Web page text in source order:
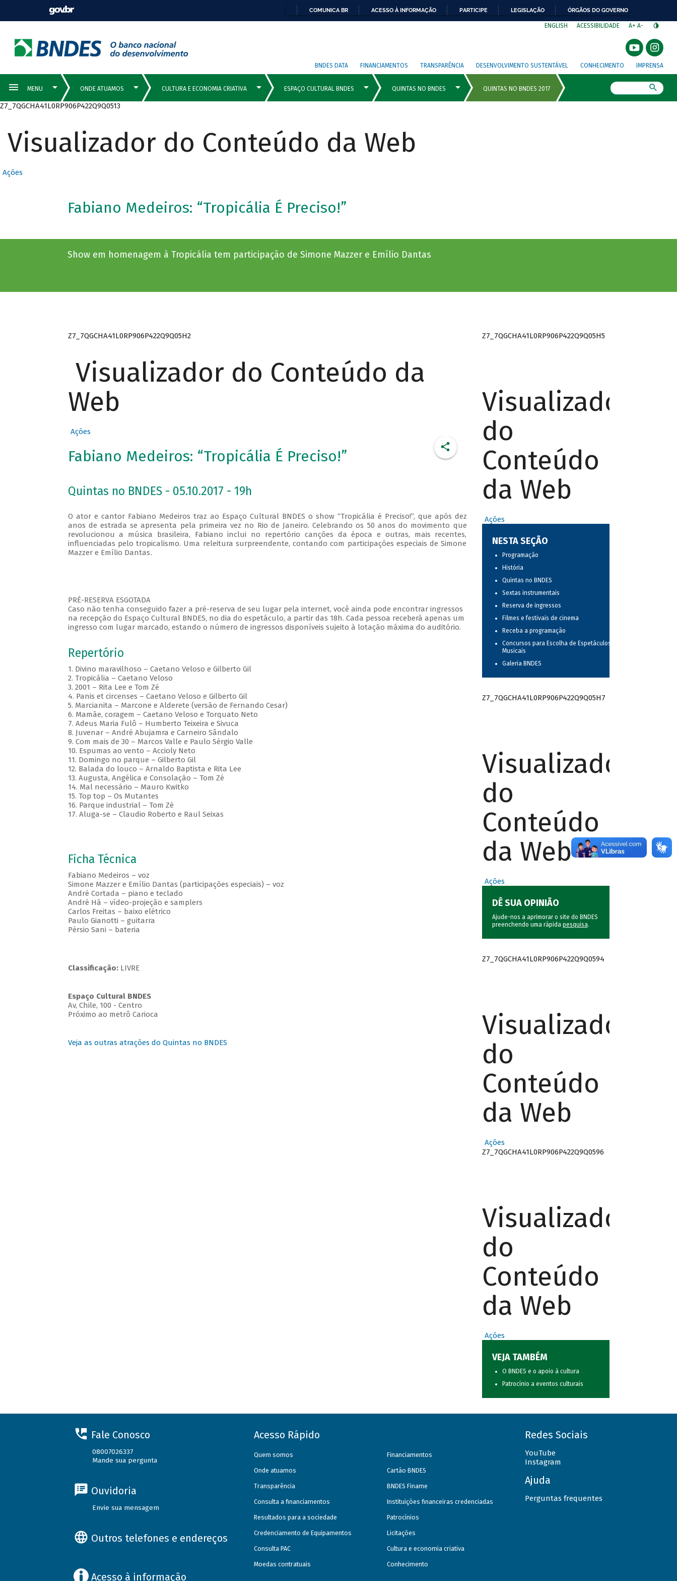
COMUNICA BR ACESSO À INFORMAÇÃO PARTICIPE LEGISLAÇÃO ÓRGÃOS DO GOVERNO
ENGLISH ACESSIBILIDADE A+ A-
BNDES DATA FINANCIAMENTOS TRANSPARÊNCIA DESENVOLVIMENTO SUSTENTÁVEL CONHECIMENTO IMPRENSA
Z7_7QGCHA41L0RP906P422Q9Q0513
Visualizador do Conteúdo da Web
Ações
Fabiano Medeiros: “Tropicália É Preciso!”
Show em homenagem à Tropicália tem participação de Simone Mazzer e Emílio Dantas
Z7_7QGCHA41L0RP906P422Q9Q05H2
Visualizador do Conteúdo da
Web
Ações
Fabiano Medeiros: “Tropicália É Preciso!”
Quintas no BNDES - 05.10.2017 - 19h
O ator e cantor Fabiano Medeiros traz ao Espaço Cultural BNDES o show “Tropicália é Preciso!”, que após dez
anos de estrada se apresenta pela primeira vez no Rio de Janeiro. Celebrando os 50 anos do movimento que
revolucionou a música brasileira, Fabiano inclui no repertório canções da época e outras, mais recentes,
influenciadas pelo tropicalismo. Uma releitura surpreendente, contando com participações especiais de Simone
Mazzer e Emílio Dantas.
PRÉ-RESERVA ESGOTADA
Caso não tenha conseguido fazer a pré-reserva de seu lugar pela internet, você ainda pode encontrar ingressos
na recepção do Espaço Cultural BNDES, no dia do espetáculo, a partir das 18h. Cada pessoa receberá apenas um
ingresso com lugar marcado, estando o número de ingressos disponíveis sujeito à lotação máxima do auditório.
Repertório
1. Divino maravilhoso – Caetano Veloso e Gilberto Gil
2. Tropicália – Caetano Veloso
3. 2001 – Rita Lee e Tom Zé
4. Panis et circenses – Caetano Veloso e Gilberto Gil
5. Marcianita – Marcone e Alderete (versão de Fernando Cesar)
6. Mamãe, coragem – Caetano Veloso e Torquato Neto
7. Adeus Maria Fulô – Humberto Teixeira e Sivuca
8. Juvenar – André Abujamra e Carneiro Sândalo
9. Com mais de 30 – Marcos Valle e Paulo Sérgio Valle
10. Espumas ao vento – Accioly Neto
11. Domingo no parque – Gilberto Gil
12. Balada do louco – Arnaldo Baptista e Rita Lee
13. Augusta, Angélica e Consolação – Tom Zé
14. Mal necessário – Mauro Kwitko
15. Top top – Os Mutantes
16. Parque industrial – Tom Zé
17. Aluga-se – Claudio Roberto e Raul Seixas
Ficha Técnica
Fabiano Medeiros – voz
Simone Mazzer e Emílio Dantas (participações especiais) – voz
André Cortada – piano e teclado
André Hã – vídeo-projeção e samplers
Carlos Freitas – baixo elétrico
Paulo Gianotti – guitarra
Pérsio Sani – bateria
Classificação: LIVRE
Espaço Cultural BNDES
Av, Chile, 100 - Centro
Próximo ao metrô Carioca
Veja as outras atrações do Quintas no BNDES
Z7_7QGCHA41L0RP906P422Q9Q05H5
Visualizador
do
Conteúdo
da Web
Ações
NESTA SEÇÃO
Programação
História
Quintas no BNDES
Sextas instrumentais
Reserva de ingressos
Filmes e festivais de cinema
Receba a programação
Concursos para Escolha de Espetáculos
Musicais
Galeria BNDES
Z7_7QGCHA41L0RP906P422Q9Q05H7
Visualizador
do
Conteúdo
da Web
Ações
DÊ SUA OPINIÃO
Ajude-nos a aprimorar o site do BNDES
preenchendo uma rápida pesquisa.
Z7_7QGCHA41L0RP906P422Q9Q0594
Visualizador
do
Conteúdo
da Web
Ações
Z7_7QGCHA41L0RP906P422Q9Q0596
Visualizador
do
Conteúdo
da Web
Ações
VEJA TAMBÉM
O BNDES e o apoio à cultura
Patrocínio a eventos culturais
Fale Conosco
08007026337
Mande sua pergunta
Ouvidoria
Envie sua mensagem
Outros telefones e endereços
Acesso à informação
Acesso Rápido
Quem somos
Onde atuamos
Transparência
Consulta a financiamentos
Resultados para a sociedade
Credenciamento de Equipamentos
Consulta PAC
Moedas contratuais
Financiamentos
Cartão BNDES
BNDES Finame
Instituições financeiras credenciadas
Patrocínios
Licitações
Cultura e economia criativa
Conhecimento
Redes Sociais
YouTube
Instagram
Ajuda
Perguntas frequentes